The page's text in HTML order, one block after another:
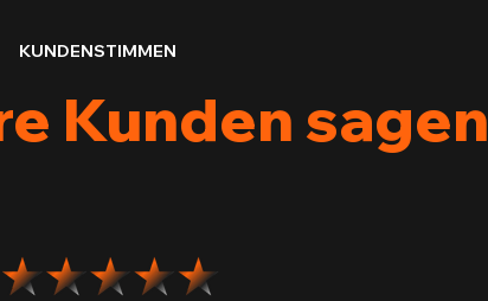
KUNDENSTIMMEN
Kunden sagen